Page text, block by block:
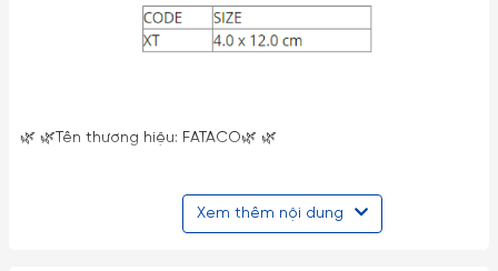
🌿 🌿Tên thương hiệu: FATACO🌿 🌿
Xem thêm nội dung